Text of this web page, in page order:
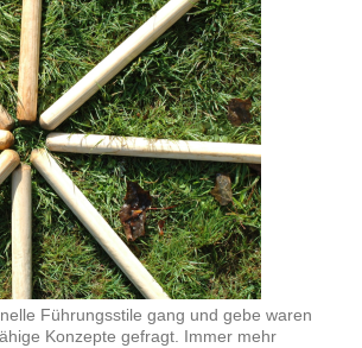
Führungsstile gang und gebe waren
Konzepte gefragt. Immer mehr